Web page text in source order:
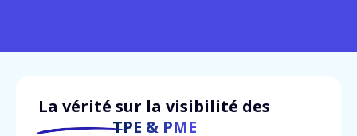
La vérité sur la visibilité des
TPE & PME